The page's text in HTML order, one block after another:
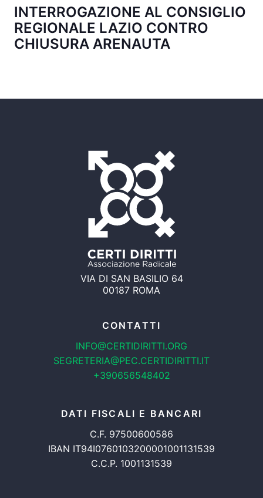
INTERROGAZIONE AL CONSIGLIO
REGIONALE LAZIO CONTRO
CHIUSURA ARENAUTA
VIA DI SAN BASILIO 64
00187 ROMA
CONTATTI
INFO@CERTIDIRITTI.ORG
SEGRETERIA@PEC.CERTIDIRITTI.IT
+390656548402
DATI FISCALI E BANCARI
C.F. 97500600586
IBAN IT94I0760103200001001131539
C.C.P. 1001131539